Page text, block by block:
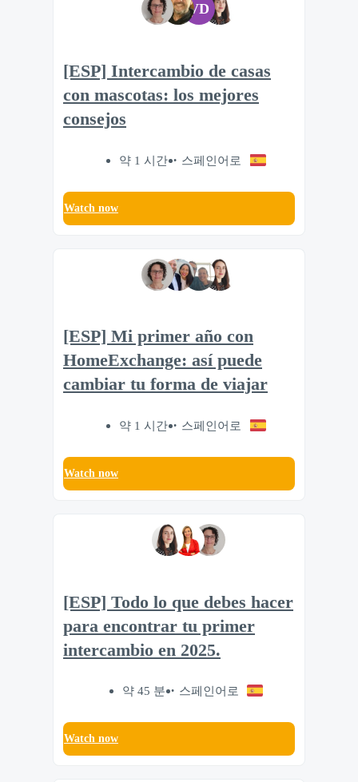
VD
[ESP] Intercambio de casas
con mascotas: los mejores
consejos
약 1 시간 스페인어로
Watch now
[ESP] Mi primer año con
HomeExchange: así puede
cambiar tu forma de viajar
약 1 시간 스페인어로
Watch now
[ESP] Todo lo que debes hacer
para encontrar tu primer
intercambio en 2025.
약 45 분 스페인어로
Watch now